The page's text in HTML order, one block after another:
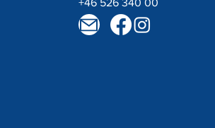
+46 526 340 00